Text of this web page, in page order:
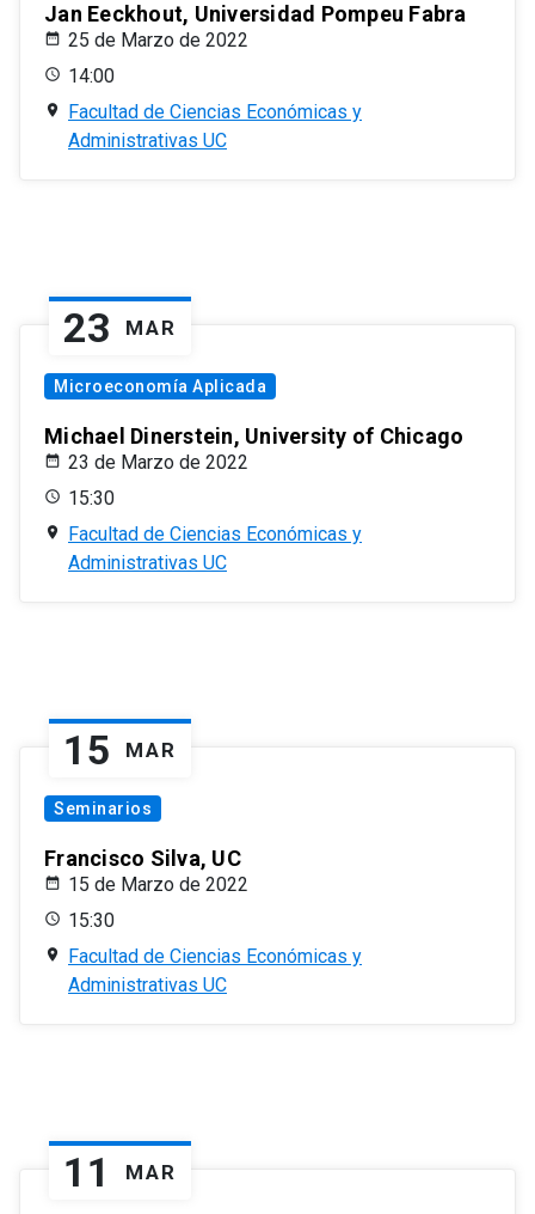
Jan Eeckhout, Universidad Pompeu Fabra
25 de Marzo de 2022
14:00
Facultad de Ciencias Económicas y
Administrativas UC
23 MAR
Microeconomía Aplicada
Michael Dinerstein, University of Chicago
23 de Marzo de 2022
15:30
Facultad de Ciencias Económicas y
Administrativas UC
15 MAR
Seminarios
Francisco Silva, UC
15 de Marzo de 2022
15:30
Facultad de Ciencias Económicas y
Administrativas UC
11 MAR